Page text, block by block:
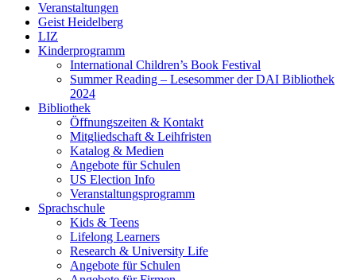
Veranstaltungen
Geist Heidelberg
LIZ
Kinderprogramm
International Children’s Book Festival
Summer Reading – Lesesommer der DAI Bibliothek
2024
Bibliothek
Öffnungszeiten & Kontakt
Mitgliedschaft & Leihfristen
Katalog & Medien
Angebote für Schulen
US Election Info
Veranstaltungsprogramm
Sprachschule
Kids & Teens
Lifelong Learners
Research & University Life
Angebote für Schulen